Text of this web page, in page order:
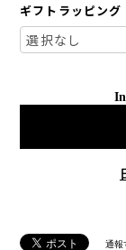
ギフトラッピング
通報